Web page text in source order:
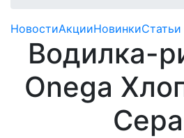
НовостиАкцииНовинкиСтатьи
Водилка-
Onega